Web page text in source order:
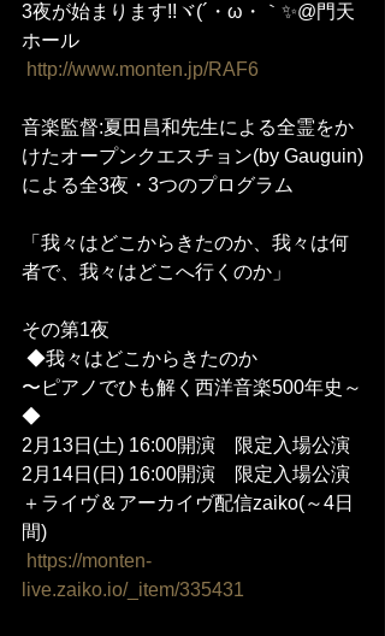
3夜が始まります!!ヾ(´・ω・｀✨@門天
ホール
http://www.monten.jp/RAF6
音楽監督:夏田昌和先生による全霊をか
けたオープンクエスチョン(by Gauguin)
による全3夜・3つのプログラム
「我々はどこからきたのか、我々は何
者で、我々はどこへ行くのか」
その第1夜
◆我々はどこからきたのか
〜ピアノでひも解く西洋音楽500年史～
◆
2月13日(土) 16:00開演　限定入場公演
2月14日(日) 16:00開演　限定入場公演
＋ライヴ＆アーカイヴ配信zaiko(～4日
間)
https://monten-
live.zaiko.io/_item/335431